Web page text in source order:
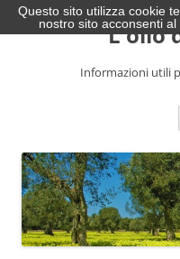
Vai
al
contenuto L'olio
Informazioni utili
Questo sito utilizza cookie
nostro sito acconsenti al